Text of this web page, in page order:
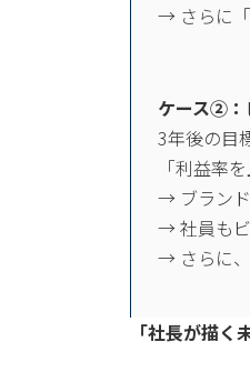
→ さらに「
ケース②：
3年後の目
「利益率
→ ブランド
→ 社員もビ
→ さらに、
「社長が描